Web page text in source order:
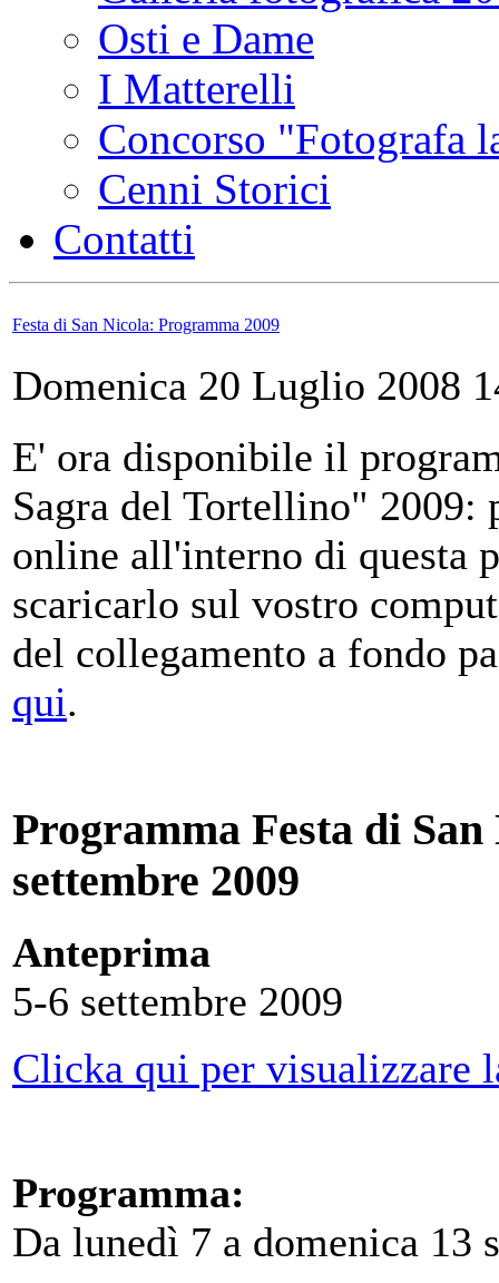
Osti e Dame
I Matterelli
Concorso "Fotografa
Cenni Storici
Contatti
Festa di San Nicola: Programma 2009
Domenica 20 Luglio 2008
E' ora disponibile il
Sagra del Tortellino" 2009:
online all'interno di questa
scaricarlo sul vostro
del collegamento a fondo
qui.
Programma Festa di
settembre 2009
Anteprima
5-6 settembre 2009
Clicka qui per visualizzare
Programma:
Da lunedì 7 a domenica 13